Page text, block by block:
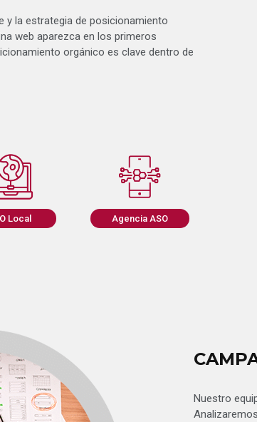
y la estrategia de posicionamiento
web aparezca en los primeros
orgánico es clave dentro de
Local Agencia ASO
Nuestro